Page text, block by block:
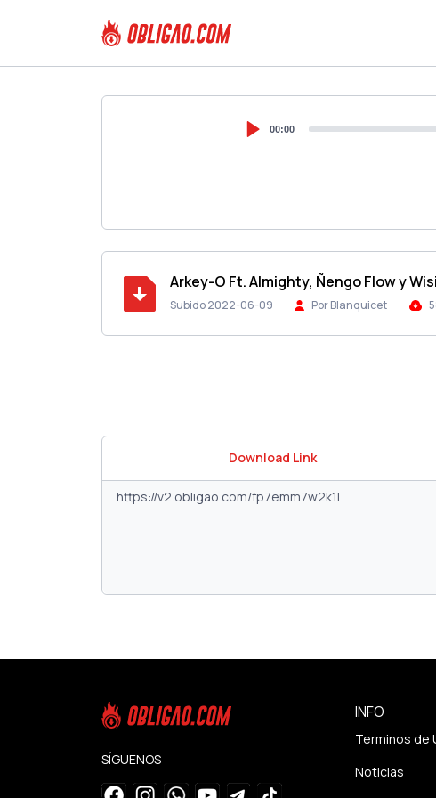
00:00
Arkey-O Ft. Almighty, Ñengo Flow y
Subido 2022-06-09 Por Blanquicet
Download Link
SÍGUENOS
INFO
Terminos de
Noticias